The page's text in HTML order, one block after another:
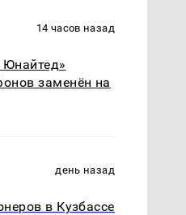
14 часов назад
заменён на
день назад
в Кузбассе